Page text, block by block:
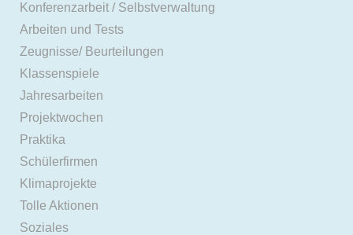
Konferenzarbeit / Selbstverwaltung
Arbeiten und Tests
Zeugnisse/ Beurteilungen
Klassenspiele
Jahresarbeiten
Projektwochen
Praktika
Schülerfirmen
Klimaprojekte
Tolle Aktionen
Soziales